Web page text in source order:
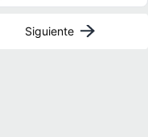
Siguiente